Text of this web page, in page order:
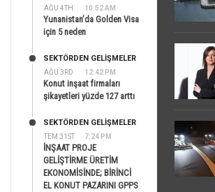
AĞU 4TH 10:52 AM
Yunanistan’da Golden Visa
için 5 neden
AĞU 3RD 12:42 PM
SEKTÖRDEN GELIŞMELER
Konut inşaat firmaları
şikayetleri yüzde 127 arttı
TEM 31ST 7:24 PM
SEKTÖRDEN GELIŞMELER
İNŞAAT PROJE
GELİŞTİRME ÜRETİM
EKONOMİSİNDE; BİRİNCİ
EL KONUT PAZARINI GPPS